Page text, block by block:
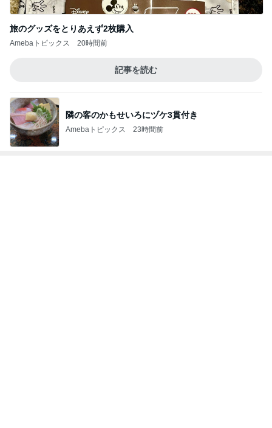
旅のグッズをとりあえず2枚購入
Amebaトピックス 20時間前
記事を読む
隣の客のかもせいろにヅケ3貫付き
Amebaトピックス 23時間前